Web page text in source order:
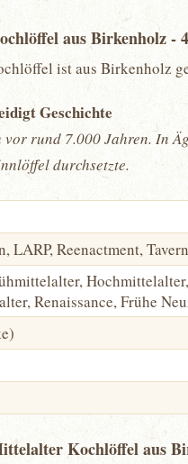
aus Birkenholz -
ist aus Birkenholz
Geschichte
vor rund 7.000 Jahren. In
durchsetzte.
LARP, Reenactment,
Hochmittelalter,
Renaissance, Frühe
Kochlöffel aus